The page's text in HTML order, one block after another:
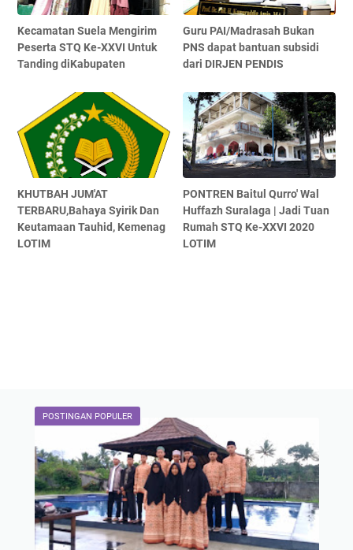
Kecamatan Suela Mengirim
Peserta STQ Ke-XXVI Untuk
Tanding diKabupaten
Guru PAI/Madrasah Bukan
PNS dapat bantuan subsidi
dari DIRJEN PENDIS
KHUTBAH JUM'AT
TERBARU,Bahaya Syirik Dan
Keutamaan Tauhid, Kemenag
LOTIM
PONTREN Baitul Qurro' Wal
Huffazh Suralaga | Jadi Tuan
Rumah STQ Ke-XXVI 2020
LOTIM
POSTINGAN POPULER